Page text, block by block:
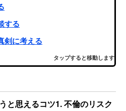
する
剣に考える
タップすると移動します
と思えるコツ1. 不倫のリスク